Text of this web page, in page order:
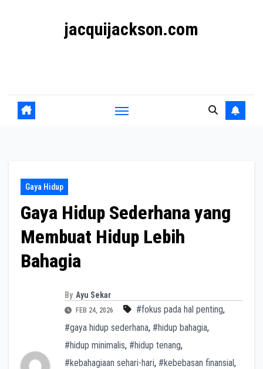
jacquijackson.com
Gaya Hidup
Gaya Hidup Sederhana yang
Membuat Hidup Lebih
Bahagia
By Ayu Sekar
FEB 24, 2026 #fokus pada hal penting,
#gaya hidup sederhana, #hidup bahagia,
#hidup minimalis, #hidup tenang,
#kebahagiaan sehari-hari, #kebebasan finansial,